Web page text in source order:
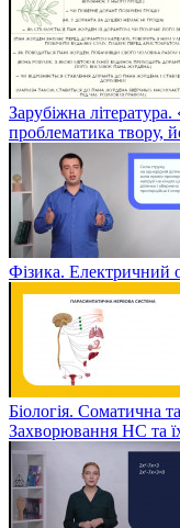
Зарубіжна
проблематика твору,
Фізика. Електричний
Біологія. Соматична
Захворювання НС та